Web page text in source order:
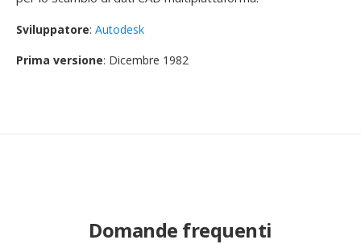
Sviluppatore: Autodesk
Prima versione: Dicembre 1982
Domande frequenti